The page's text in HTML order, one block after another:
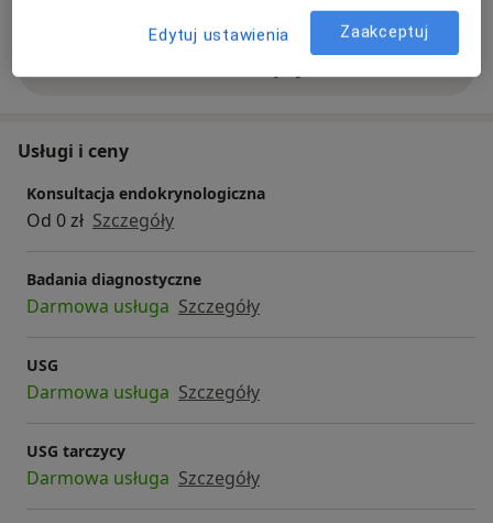
o doświadczeniu
Usługi i ceny
Konsultacja endokrynologiczna
Od 0 zł Szczegóły
Badania diagnostyczne
Darmowa usługa Szczegóły
USG
Darmowa usługa Szczegóły
USG tarczycy
Darmowa usługa Szczegóły
Edytuj ustawienia Zaakceptuj